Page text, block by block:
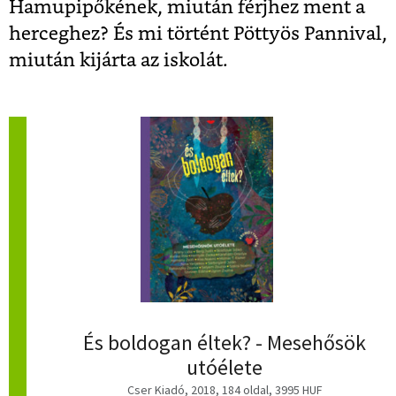
Hamupipőkének, miután férjhez ment a
herceghez? És mi történt Pöttyös Pannival,
miután kijárta az iskolát.
És boldogan éltek? - Mesehősök
utóélete
Cser Kiadó, 2018, 184 oldal, 3995 HUF